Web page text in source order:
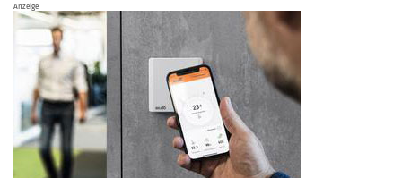
Anzeige